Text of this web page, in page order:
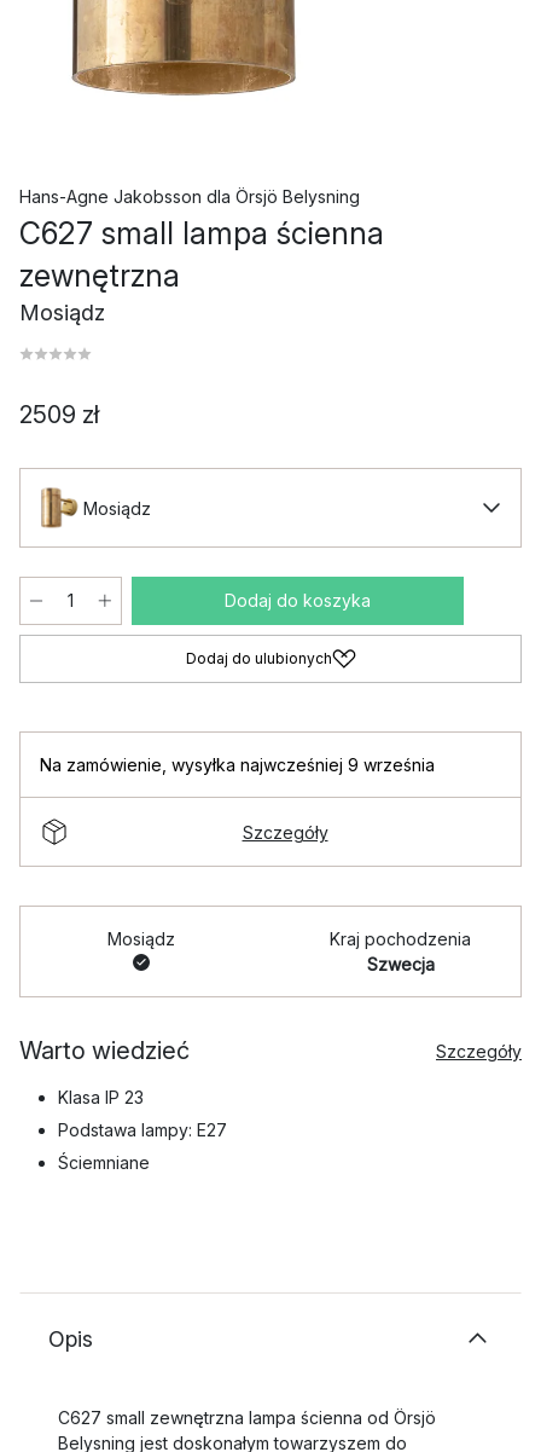
Hans-Agne Jakobsson dla Örsjö Belysning
C627 small lampa ścienna
zewnętrzna
Mosiądz
2509 zł
Mosiądz
Dodaj do koszyka
Dodaj do ulubionych
Na zamówienie wysyłka najwcześniej 9 września
Szczegóły
Mosiądz
Kraj pochodzenia
Szwecja
Warto wiedzieć Szczegóły
Klasa IP 23
Podstawa lampy: E27
Ściemniane
Opis
C627 small zewnętrzna lampa ścienna od Örsjö
Belysning jest doskonałym towarzyszem do